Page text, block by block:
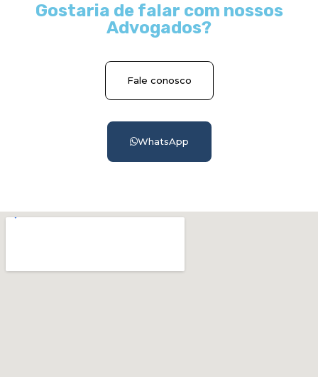
Gostaria de falar com nossos
Advogados?
Fale conosco
WhatsApp